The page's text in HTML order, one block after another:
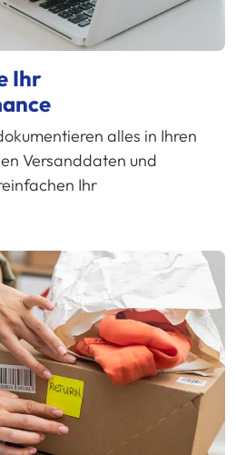
Ihr
alles in Ihren
Versanddaten und
Ihr